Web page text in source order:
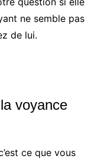
ne semble pas
de lui.
voyance
ce que vous